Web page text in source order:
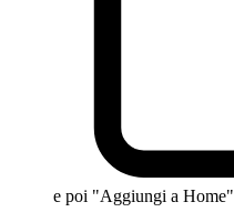
e poi "Aggiungi a Home"